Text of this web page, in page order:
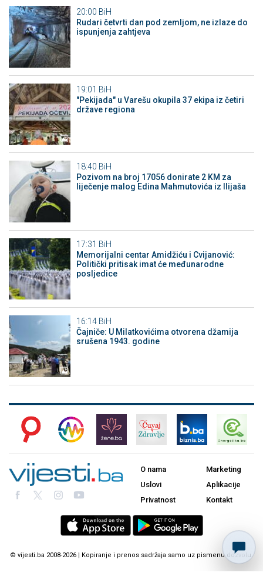
20:00 BiH
Rudari četvrti dan pod zemljom, ne izlaze do
ispunjenja zahtjeva
19:01 BiH
"Pekijada" u Varešu okupila 37 ekipa iz četiri
države regiona
18:40 BiH
Pozivom na broj 17056 donirate 2 KM za
liječenje malog Edina Mahmutovića iz Ilijaša
17:31 BiH
Memorijalni centar Amidžiću i Cvijanović:
Politički pritisak imat će međunarodne
posljedice
16:14 BiH
Čajniče: U Milatkovićima otvorena džamija
srušena 1943. godine
O nama
Uslovi
Privatnost
Marketing
Aplikacije
Kontakt
© vijesti.ba 2008-2026 | Kopiranje i prenos sadržaja samo uz pismenu dozvolu.